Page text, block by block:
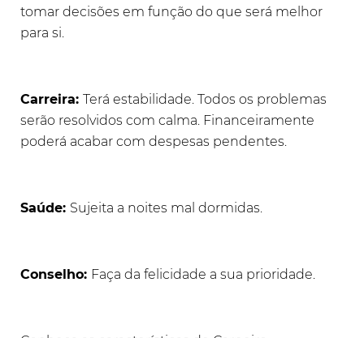
tomar decisões em função do que será melhor
para si.
Carreira: Terá estabilidade. Todos os problemas
serão resolvidos com calma. Financeiramente
poderá acabar com despesas pendentes.
Saúde: Sujeita a noites mal dormidas.
Conselho: Faça da felicidade a sua prioridade.